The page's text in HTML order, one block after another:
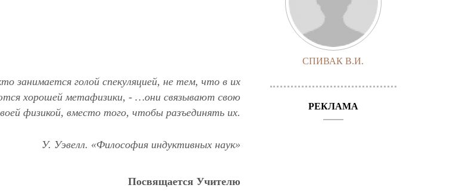
занимается голой спекуляцией, не тем, что в их
хорошей метафизики, - …они связывают свою
физикой, вместо того, чтобы разъединять их.
У. Уэвелл. «Философия индуктивных наук»
Посвящается Учителю
СПИВАК В.И.
РЕКЛАМА